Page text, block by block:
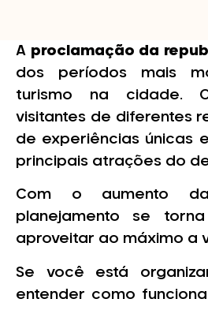
A proclamação da
dos períodos mais
turismo na cidade.
visitantes de diferentes
de experiências únicas
principais atrações do
Com o aumento
planejamento se
aproveitar ao máximo a
Se você está
entender como